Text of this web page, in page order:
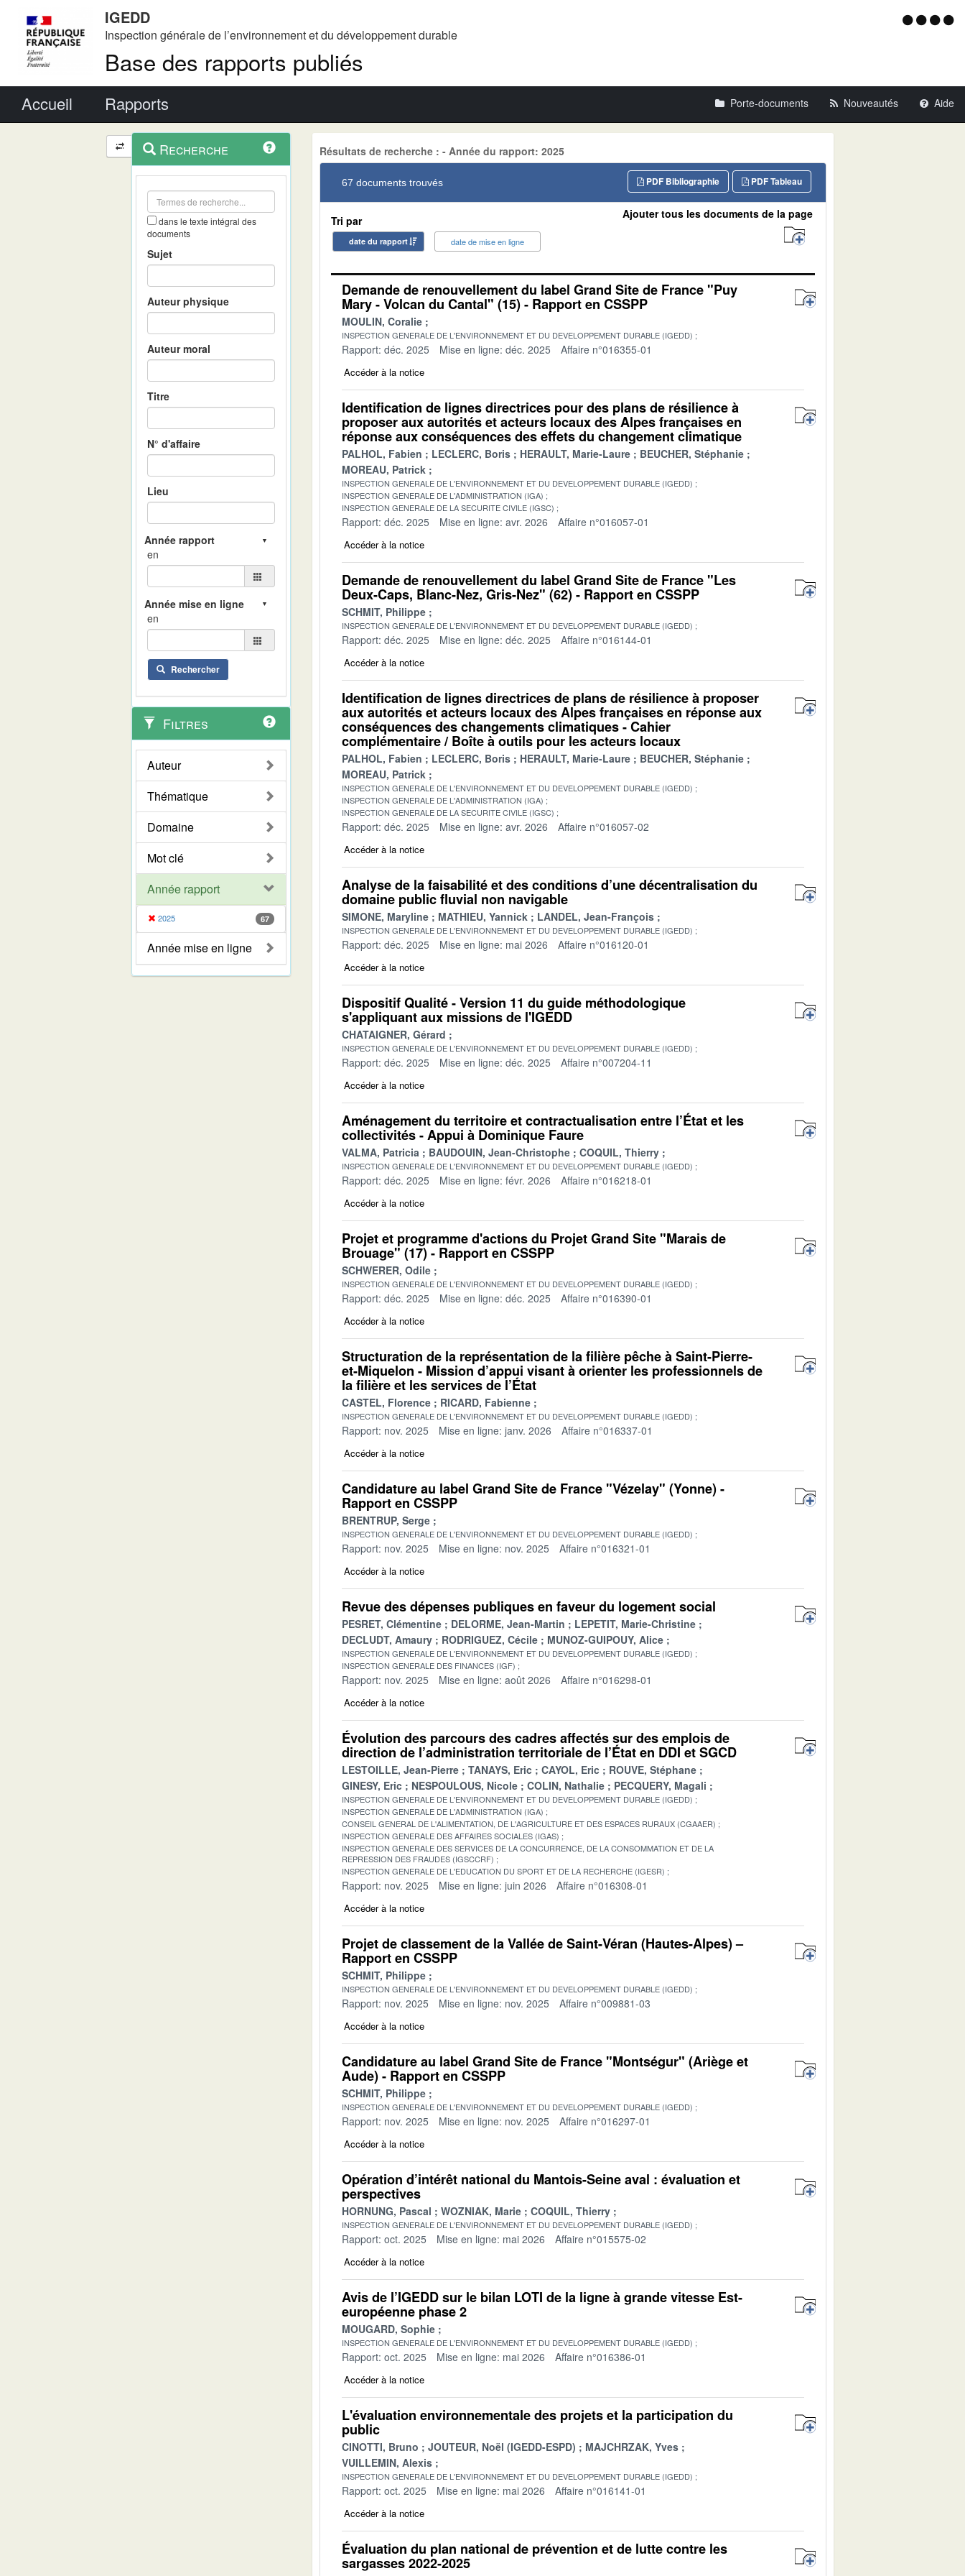
IGEDD
Inspection générale de l’environnement et du développement durable
Base des rapports publiés
Menu
Accueil Rapports Porte-documents Nouveautés Aide
Navigation
et
outils
contextuel
Recherche
dans le texte intégral des
documents
Sujet
Auteur physique
Auteur moral
Titre
N° d'affaire
Lieu
en
en
Rechercher
Filtres
Auteur
Thématique
Domaine
Mot clé
Année rapport
2025 67
Année mise en ligne
Résultats de recherche : - Année du rapport: 2025
67 documents trouvés PDF Tableau
PDF Bibliographie
Tri par
date du rapport date de mise en ligne
Ajouter tous les documents de la page
Demande de renouvellement du label Grand Site de France "Puy
Mary - Volcan du Cantal" (15) - Rapport en CSSPP
MOULIN, Coralie
INSPECTION GENERALE DE L'ENVIRONNEMENT ET DU DEVELOPPEMENT DURABLE (IGEDD)
Rapport: déc. 2025 Mise en ligne: déc. 2025 Affaire n°016355-01
Accéder à la notice
Identification de lignes directrices pour des plans de résilience à
proposer aux autorités et acteurs locaux des Alpes françaises en
réponse aux conséquences des effets du changement climatique
PALHOL, Fabien LECLERC, Boris HERAULT, Marie-Laure
BEUCHER, Stéphanie
MOREAU, Patrick
INSPECTION GENERALE DE L'ENVIRONNEMENT ET DU DEVELOPPEMENT DURABLE (IGEDD)
INSPECTION GENERALE DE L'ADMINISTRATION (IGA)
INSPECTION GENERALE DE LA SECURITE CIVILE (IGSC)
Rapport: déc. 2025 Mise en ligne: avr. 2026 Affaire n°016057-01
Accéder à la notice
Demande de renouvellement du label Grand Site de France "Les
Deux-Caps, Blanc-Nez, Gris-Nez" (62) - Rapport en CSSPP
SCHMIT, Philippe
INSPECTION GENERALE DE L'ENVIRONNEMENT ET DU DEVELOPPEMENT DURABLE (IGEDD)
Rapport: déc. 2025 Mise en ligne: déc. 2025 Affaire n°016144-01
Accéder à la notice
Identification de lignes directrices de plans de résilience à proposer
aux autorités et acteurs locaux des Alpes françaises en réponse aux
conséquences des changements climatiques - Cahier
complémentaire / Boîte à outils pour les acteurs locaux
PALHOL, Fabien LECLERC, Boris HERAULT, Marie-Laure
BEUCHER, Stéphanie
MOREAU, Patrick
INSPECTION GENERALE DE L'ENVIRONNEMENT ET DU DEVELOPPEMENT DURABLE (IGEDD)
INSPECTION GENERALE DE L'ADMINISTRATION (IGA)
INSPECTION GENERALE DE LA SECURITE CIVILE (IGSC)
Rapport: déc. 2025 Mise en ligne: avr. 2026 Affaire n°016057-02
Accéder à la notice
Analyse de la faisabilité et des conditions d’une décentralisation du
domaine public fluvial non navigable
SIMONE, Maryline MATHIEU, Yannick LANDEL, Jean-François
INSPECTION GENERALE DE L'ENVIRONNEMENT ET DU DEVELOPPEMENT DURABLE (IGEDD)
Rapport: déc. 2025 Mise en ligne: mai 2026 Affaire n°016120-01
Accéder à la notice
Dispositif Qualité - Version 11 du guide méthodologique
s'appliquant aux missions de l'IGEDD
CHATAIGNER, Gérard
INSPECTION GENERALE DE L'ENVIRONNEMENT ET DU DEVELOPPEMENT DURABLE (IGEDD)
Rapport: déc. 2025 Mise en ligne: déc. 2025 Affaire n°007204-11
Accéder à la notice
Aménagement du territoire et contractualisation entre l’État et les
collectivités - Appui à Dominique Faure
VALMA, Patricia BAUDOUIN, Jean-Christophe COQUIL, Thierry
INSPECTION GENERALE DE L'ENVIRONNEMENT ET DU DEVELOPPEMENT DURABLE (IGEDD)
Rapport: déc. 2025 Mise en ligne: févr. 2026 Affaire n°016218-01
Accéder à la notice
Projet et programme d'actions du Projet Grand Site "Marais de
Brouage" (17) - Rapport en CSSPP
SCHWERER, Odile
INSPECTION GENERALE DE L'ENVIRONNEMENT ET DU DEVELOPPEMENT DURABLE (IGEDD)
Rapport: déc. 2025 Mise en ligne: déc. 2025 Affaire n°016390-01
Accéder à la notice
Structuration de la représentation de la filière pêche à Saint-Pierre-
et-Miquelon - Mission d’appui visant à orienter les professionnels de
la filière et les services de l’État
CASTEL, Florence RICARD, Fabienne
INSPECTION GENERALE DE L'ENVIRONNEMENT ET DU DEVELOPPEMENT DURABLE (IGEDD)
Rapport: nov. 2025 Mise en ligne: janv. 2026 Affaire n°016337-01
Accéder à la notice
Candidature au label Grand Site de France "Vézelay" (Yonne) -
Rapport en CSSPP
BRENTRUP, Serge
INSPECTION GENERALE DE L'ENVIRONNEMENT ET DU DEVELOPPEMENT DURABLE (IGEDD)
Rapport: nov. 2025 Mise en ligne: nov. 2025 Affaire n°016321-01
Accéder à la notice
Revue des dépenses publiques en faveur du logement social
PESRET, Clémentine DELORME, Jean-Martin
LEPETIT, Marie-Christine
DECLUDT, Amaury
RODRIGUEZ, Cécile MUNOZ-GUIPOUY, Alice
INSPECTION GENERALE DE L'ENVIRONNEMENT ET DU DEVELOPPEMENT DURABLE (IGEDD)
INSPECTION GENERALE DES FINANCES (IGF)
Rapport: nov. 2025 Mise en ligne: août 2026 Affaire n°016298-01
Accéder à la notice
Évolution des parcours des cadres affectés sur des emplois de
direction de l’administration territoriale de l’État en DDI et SGCD
LESTOILLE, Jean-Pierre TANAYS, Eric CAYOL, Eric
ROUVE, Stéphane
GINESY, Eric
NESPOULOUS, Nicole COLIN, Nathalie PECQUERY, Magali
INSPECTION GENERALE DE L'ENVIRONNEMENT ET DU DEVELOPPEMENT DURABLE (IGEDD)
INSPECTION GENERALE DE L'ADMINISTRATION (IGA)
CONSEIL GENERAL DE L'ALIMENTATION, DE L'AGRICULTURE ET DES ESPACES RURAUX (CGAAER)
INSPECTION GENERALE DES AFFAIRES SOCIALES (IGAS)
INSPECTION GENERALE DES SERVICES DE LA CONCURRENCE, DE LA CONSOMMATION ET DE LA
REPRESSION DES FRAUDES (IGSCCRF)
INSPECTION GENERALE DE L'EDUCATION DU SPORT ET DE LA RECHERCHE (IGESR)
Rapport: nov. 2025 Mise en ligne: juin 2026 Affaire n°016308-01
Accéder à la notice
Projet de classement de la Vallée de Saint-Véran (Hautes-Alpes) –
Rapport en CSSPP
SCHMIT, Philippe
INSPECTION GENERALE DE L'ENVIRONNEMENT ET DU DEVELOPPEMENT DURABLE (IGEDD)
Rapport: nov. 2025 Mise en ligne: nov. 2025 Affaire n°009881-03
Accéder à la notice
Candidature au label Grand Site de France "Montségur" (Ariège et
Aude) - Rapport en CSSPP
SCHMIT, Philippe
INSPECTION GENERALE DE L'ENVIRONNEMENT ET DU DEVELOPPEMENT DURABLE (IGEDD)
Rapport: nov. 2025 Mise en ligne: nov. 2025 Affaire n°016297-01
Accéder à la notice
Opération d’intérêt national du Mantois-Seine aval : évaluation et
perspectives
HORNUNG, Pascal WOZNIAK, Marie COQUIL, Thierry
INSPECTION GENERALE DE L'ENVIRONNEMENT ET DU DEVELOPPEMENT DURABLE (IGEDD)
Rapport: oct. 2025 Mise en ligne: mai 2026 Affaire n°015575-02
Accéder à la notice
Avis de l’IGEDD sur le bilan LOTI de la ligne à grande vitesse Est-
européenne phase 2
MOUGARD, Sophie
INSPECTION GENERALE DE L'ENVIRONNEMENT ET DU DEVELOPPEMENT DURABLE (IGEDD)
Rapport: oct. 2025 Mise en ligne: mai 2026 Affaire n°016386-01
Accéder à la notice
L'évaluation environnementale des projets et la participation du
public
CINOTTI, Bruno JOUTEUR, Noël (IGEDD-ESPD)
MAJCHRZAK, Yves
VUILLEMIN, Alexis
INSPECTION GENERALE DE L'ENVIRONNEMENT ET DU DEVELOPPEMENT DURABLE (IGEDD)
Rapport: oct. 2025 Mise en ligne: mai 2026 Affaire n°016141-01
Accéder à la notice
Évaluation du plan national de prévention et de lutte contre les
sargasses 2022-2025